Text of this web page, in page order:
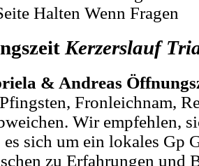
Halten Wenn Fragen
Kerzerslauf
& Andreas
Fronleichnam,
Wir empfehlen,
sich um ein lokales Gp
zu Erfahrungen und